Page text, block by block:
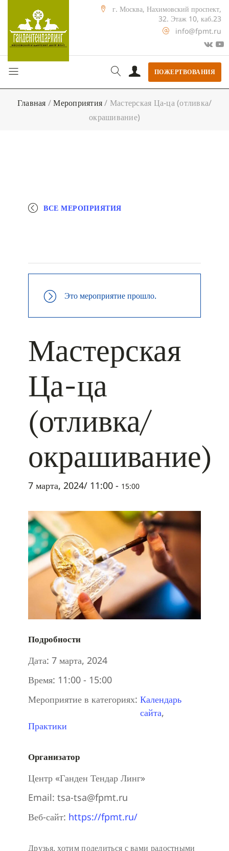
г. Москва, Нахимовский проспект,
32. Этаж 10, каб.23
info@fpmt.ru
ПОЖЕРТВОВАНИЯ
Главная /Мероприятия/ Мастерская Ца-ца (отливка/
окрашивание)
ВСЕ МЕРОПРИЯТИЯ
Это мероприятие прошло.
Мастерская
Ца-ца
(отливка/
окрашивание)
7 марта, 2024/ 11:00 - 15:00
Подробности
Дата: 7 марта, 2024
Время: 11:00 - 15:00
Мероприятие в категориях: Календарь
сайта,
Практики
Организатор
Центр «Ганден Тендар Линг»
Email: tsa-tsa@fpmt.ru
Веб-сайт: https://fpmt.ru/
Друзья, хотим поделиться с вами радостными